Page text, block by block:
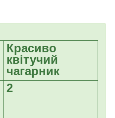
Красиво
квітучий
чагарник
2